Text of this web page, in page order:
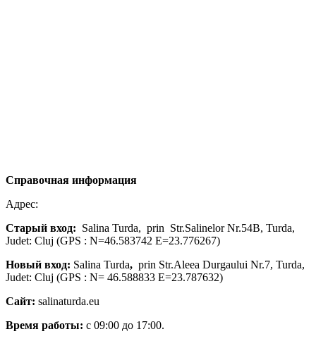
Справочная информация
Адрес:
Старый вход: Salina Turda, prin Str.Salinelor Nr.54B, Turda,
Judet: Cluj (GPS : N=46.583742 E=23.776267)
Новый вход: Salina Turda, prin Str.Aleea Durgaului Nr.7, Turda,
Judet: Cluj (GPS : N= 46.588833 E=23.787632)
Сайт: salinaturda.eu
Время работы: с 09:00 до 17:00.